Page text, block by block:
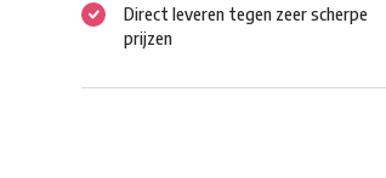
Direct leveren tegen zeer scherpe
prijzen